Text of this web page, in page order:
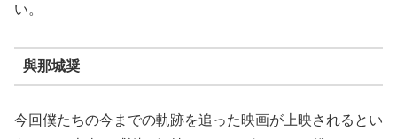
い。
與那城奨
今回僕たちの今までの軌跡を追った映画が上映されるとい